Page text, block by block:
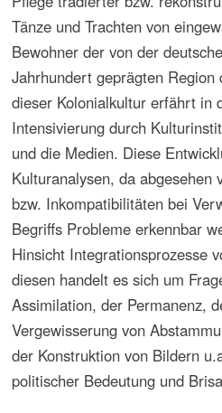
Grundlektüre des Seminar war Daniel
Edward W. Said, Parallelen und Paradoxien
und Gesellschaft (Parallels and Paradoxies:
2002).
Texte zur Einführung